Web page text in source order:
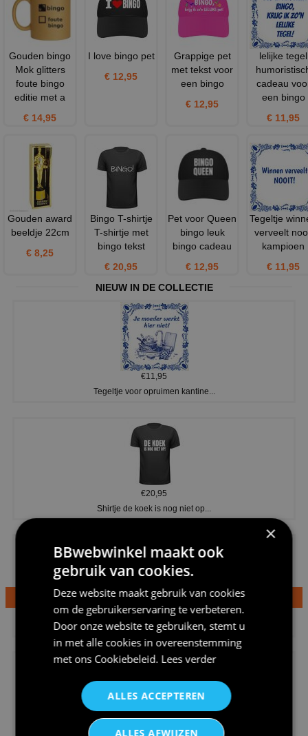
Gouden bingo
Mok glitters
foute bingo
editie met a
€ 14,95
I love bingo pet
€ 12,95
Grappige pet
met tekst voor
een bingo
€ 12,95
lelijke tegel
cadeau
een bingo
€ 11,95
Gouden award
beeldje 22cm
€ 8,25
Bingo T-shirtje
T-shirtje met
bingo tekst
€ 20,95
Pet voor Queen
bingo leuk
bingo cadeau
€ 12,95
Tegeltje
verveelt
kampioen
€ 11,95
NIEUW IN DE COLLECTIE
€11,95
Tegeltje voor opruimen kantine...
€20,95
Shirtje de koek is nog niet op...
€24,95
Dames v hals t-shirt prinses v...
€24,95
×
BBwebwinkel maakt ook
gebruik van cookies.
Deze website maakt gebruik van cookies
om de gebruikerservaring te verbeteren.
Door onze website te gebruiken, stemt u
in met alle cookies in overeenstemming
met ons Cookiebeleid. Lees verder
ALLES ACCEPTEREN
ALLES AFWIJZEN